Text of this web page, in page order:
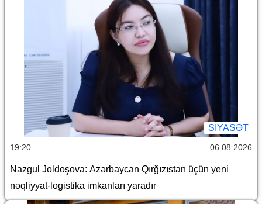
SİYASƏT
19:20 06.08.2026
Nazgul Joldoşova: Azərbaycan Qırğızıstan üçün yeni
nəqliyyat-logistika imkanları yaradır